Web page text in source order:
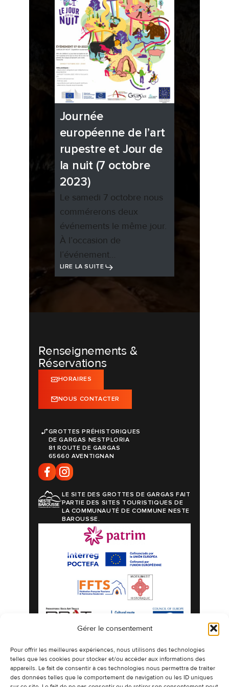
Gérer le consentement
Pour offrir les meilleures expériences, nous utilisons des technologies
telles que les cookies pour stocker et/ou accéder aux informations des
appareils. Le fait de consentir à ces technologies nous permettra de traiter
des données telles que le comportement de navigation ou les ID uniques
Journée
européenne de l’art
rupestre et Jour de
la nuit (7 octobre
2023)
Le samedi 7 octobre nous
commérerons deux
événements le même jour.
À l’occasion de
l’événement…
LIRE LA SUITE
Renseignements &
Réservations
HORAIRES
NOUS CONTACTER
GROTTES PRÉHISTORIQUES
DE GARGAS NESTPLORIA
81 ROUTE DE GARGAS
65660 AVENTIGNAN
LE SITE DES GROTTES DE GARGAS FAIT
PARTIE DES SITES TOURISTIQUES DE
LA COMMUNAUTÉ DE COMMUNE NESTE
BAROUSSE.
Mentions légalesPolitique de confidentialité
Politique de cookiesPlan du site
©2026 Les Grottes préhistoriques de Gargas
espaces naturels authentiques ornés de